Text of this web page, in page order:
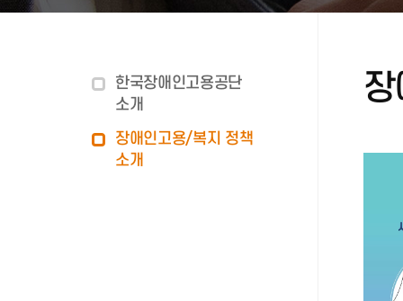
한국장애인고용공단
소개
장애인고용/복지 정책
소개